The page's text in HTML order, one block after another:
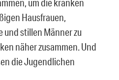
um die kranken
Hausfrauen,
stillen Männer zu
näher zusammen. Und
die Jugendlichen